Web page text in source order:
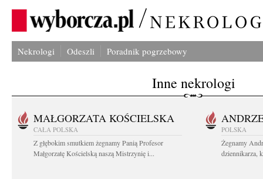
Nekrologi Odeszli Poradnik pogrzebowy
Inne nekrologi
MAŁGORZATA KOŚCIELSKA
CAŁA POLSKA
Z głębokim smutkiem żegnamy Panią Profesor
Małgorzatę Kościelską naszą Mistrzynię i...
POLSKA
Żegnamy
dziennikarza,